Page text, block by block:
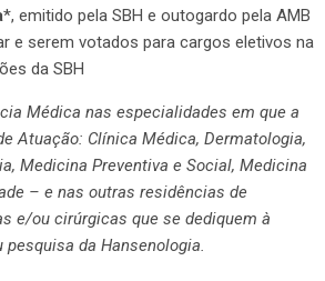
*, emitido pela SBH e outogardo pela AMB
e serem votados para cargos eletivos na
da SBH
Médica nas especialidades em que a
Atuação: Clínica Médica, Dermatologia,
Medicina Preventiva e Social, Medicina
– e nas outras residências de
e/ou cirúrgicas que se dediquem à
da Hansenologia.